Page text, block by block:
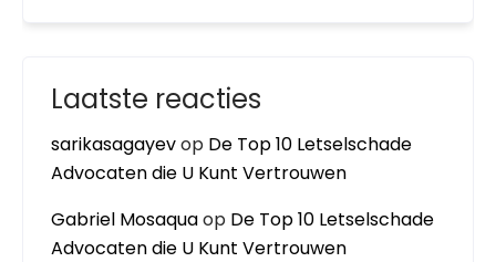
Laatste reacties
sarikasagayevop De Top 10 Letselschade
Advocaten die U Kunt Vertrouwen
Gabriel Mosaquaop De Top 10 Letselschade
Advocaten die U Kunt Vertrouwen